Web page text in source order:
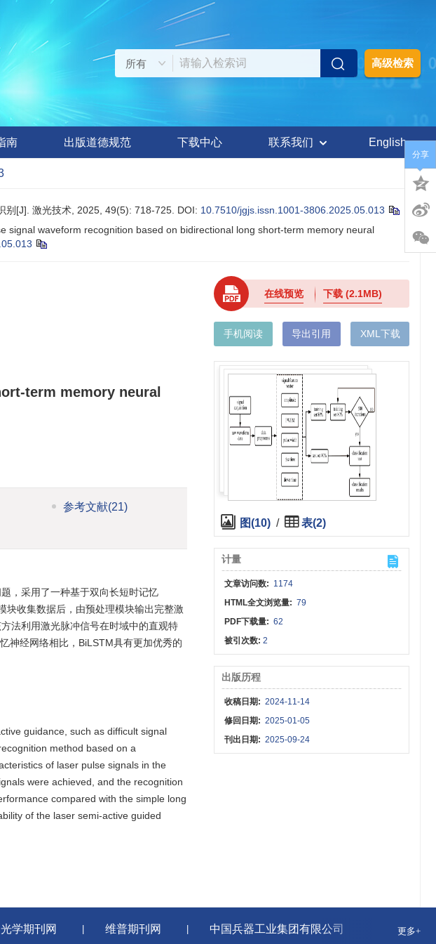
高级检索
南 出版道德规范 下载中心 联系我们 English
别[J]. 激光技术, 2025, 49(5): 718-725. DOI: 10.7510/jgjs.issn.1001-3806.2025.05.013
signal waveform recognition based on bidirectional long short-term memory neural
term memory neural
参考文献(21)
，采用了一种基于双向长短时记忆
块收集数据后，由预处理模块输出完整激
法利用激光脉冲信号在时域中的直观特
神经网络相比，BiLSTM具有更加优秀的
guidance, such as difficult signal
method based on a
of laser pulse signals in the
were achieved, and the recognition
compared with the simple long
of the laser semi-active guided
在线预览 下载(2.1MB)
手机阅读 导出引用 XML下载
图(10) / 表(2)
计量
文章访问数: 1174
HTML全文浏览量: 79
PDF下载量: 62
被引次数:2
出版历程
收稿日期: 2024-11-14
修回日期: 2025-01-05
刊出日期: 2025-09-24
分享
学期刊网 维普期刊网 中国兵器工业集团有限公司 国家新
更多+